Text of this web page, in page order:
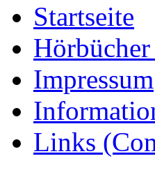
Startseite
Impressum
Links